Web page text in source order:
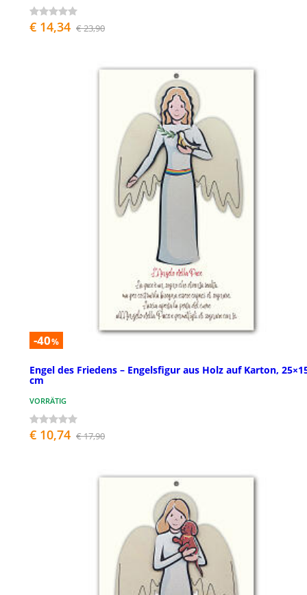
€ 14,34 € 23,90
-40%
Engel des Friedens – Engelsfigur aus Holz auf Karton,
cm
VORRÄTIG
€ 10,74 € 17,90